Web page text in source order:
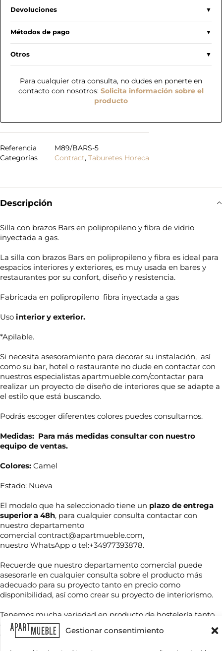
Gestionar consentimiento
Devoluciones
Métodos de pago
Otros
Para cualquier otra consulta, no dudes en ponerte en
contacto con nosotros: Solicita información sobre el
producto
Referencia
M89/BARS-5
Categorías
Contract, Taburetes Horeca
Descripción
Silla con brazos Bars en polipropileno y fibra de vidrio
inyectada a gas.
La silla con brazos Bars en polipropileno y fibra es ideal para
espacios interiores y exteriores, es muy usada en bares y
restaurantes por su confort, diseño y resistencia.
Fabricada en polipropileno fibra inyectada a gas
Uso interior y exterior.
*Apilable.
Si necesita asesoramiento para decorar su instalación, así
como su bar, hotel o restaurante no dude en contactar con
nuestros especialistas apartmueble.com/contactar para
realizar un proyecto de diseño de interiores que se adapte a
el estilo que está buscando.
Podrás escoger diferentes colores puedes consultarnos.
Medidas: Para más medidas consultar con nuestro
equipo de ventas.
Colores: Camel
Estado: Nueva
El modelo que ha seleccionado tiene un plazo de entrega
superior a 48h, para cualquier consulta contactar con
nuestro departamento
comercial contract@apartmueble.com,
nuestro WhatsApp o tel:+34977393878.
Recuerde que nuestro departamento comercial puede
asesorarle en cualquier consulta sobre el producto más
adecuado para su proyecto tanto en precio como
disponibilidad, así como crear su proyecto de interiorismo.
Tenemos mucha variedad en producto de hostelería tanto
de importación como nacional, por compra unitaria o de
contenedores.
N
m
r
e
*
T
e
o
n
C
o